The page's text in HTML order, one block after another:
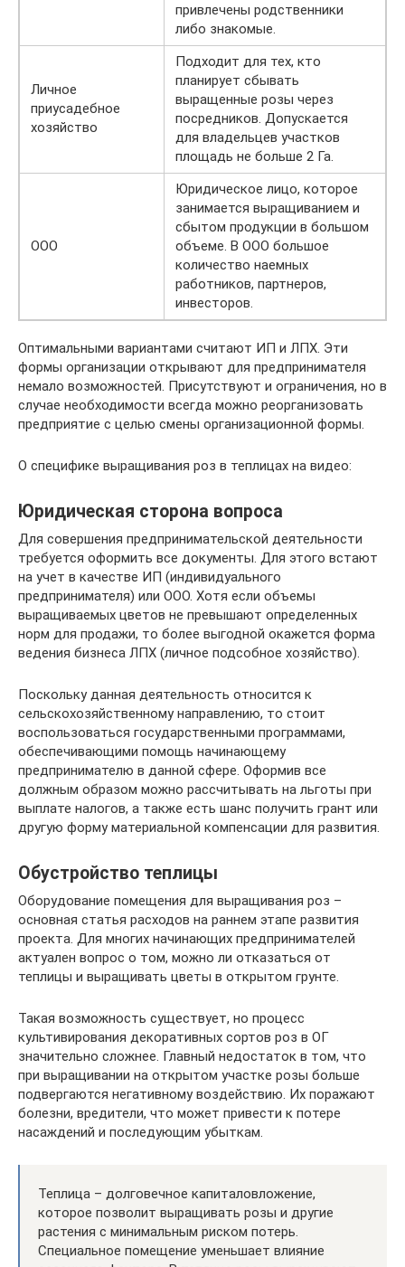
привлечены родственники
либо знакомые.
Личное
приусадебное
хозяйство
Подходит для тех, кто
планирует сбывать
выращенные розы через
посредников. Допускается
для владельцев участков
площадь не больше 2 Га.
ООО
Юридическое лицо, которое
занимается выращиванием и
сбытом продукции в большом
объеме. В ООО большое
количество наемных
работников, партнеров,
инвесторов.
Оптимальными вариантами считают ИП и ЛПХ. Эти
формы организации открывают для предпринимателя
немало возможностей. Присутствуют и ограничения, но в
случае необходимости всегда можно реорганизовать
предприятие с целью смены организационной формы.
О специфике выращивания роз в теплицах на видео:
Юридическая сторона вопроса
Для совершения предпринимательской деятельности
требуется оформить все документы. Для этого встают
на учет в качестве ИП (индивидуального
предпринимателя) или ООО. Хотя если объемы
выращиваемых цветов не превышают определенных
норм для продажи, то более выгодной окажется форма
ведения бизнеса ЛПХ (личное подсобное хозяйство).
Поскольку данная деятельность относится к
сельскохозяйственному направлению, то стоит
воспользоваться государственными программами,
обеспечивающими помощь начинающему
предпринимателю в данной сфере. Оформив все
должным образом можно рассчитывать на льготы при
выплате налогов, а также есть шанс получить грант или
другую форму материальной компенсации для развития.
Обустройство теплицы
Оборудование помещения для выращивания роз –
основная статья расходов на раннем этапе развития
проекта. Для многих начинающих предпринимателей
актуален вопрос о том, можно ли отказаться от
теплицы и выращивать цветы в открытом грунте.
Такая возможность существует, но процесс
культивирования декоративных сортов роз в ОГ
значительно сложнее. Главный недостаток в том, что
при выращивании на открытом участке розы больше
подвергаются негативному воздействию. Их поражают
болезни, вредители, что может привести к потере
насаждений и последующим убыткам.
Теплица – долговечное капиталовложение,
которое позволит выращивать розы и другие
растения с минимальным риском потерь.
Специальное помещение уменьшает влияние